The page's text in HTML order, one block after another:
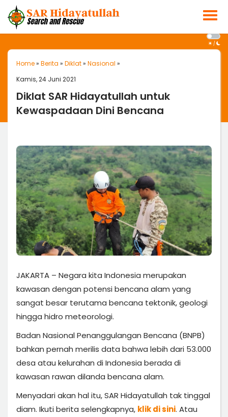
/
Home» Berita » Diklat» Nasional »
Kamis, 24 Juni 2021
Diklat SAR Hidayatullah untuk
Kewaspadaan Dini Bencana
JAKARTA – Negara kita Indonesia merupakan
kawasan dengan potensi bencana alam yang
sangat besar terutama bencana tektonik, geologi
hingga hidro meteorologi.
Badan Nasional Penanggulangan Bencana (BNPB)
bahkan pernah merilis data bahwa lebih dari 53.000
desa atau kelurahan di Indonesia berada di
kawasan rawan dilanda bencana alam.
Menyadari akan hal itu, SAR Hidayatullah tak tinggal
diam. Ikuti berita selengkapnya, klik di sini. Atau